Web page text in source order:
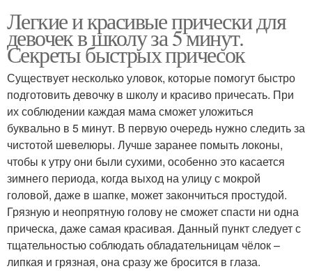
Легкие и красивые прически для
девочек в школу за 5 минут.
Секреты быстрых причесок
Существует несколько уловок, которые помогут быстро
подготовить девочку в школу и красиво причесать. При
их соблюдении каждая мама сможет уложиться
буквально в 5 минут. В первую очередь нужно следить за
чистотой шевелюры. Лучше заранее помыть локоны,
чтобы к утру они были сухими, особенно это касается
зимнего периода, когда выход на улицу с мокрой
головой, даже в шапке, может закончиться простудой.
Грязную и неопрятную голову не сможет спасти ни одна
прическа, даже самая красивая. Данный пункт следует с
тщательностью соблюдать обладательницам чёлок –
липкая и грязная, она сразу же бросится в глаза.